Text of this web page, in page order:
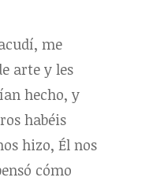
me
arte y les
hecho, y
habéis
hizo, Él nos
cómo